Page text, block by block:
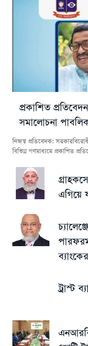
প্রকাশিত
সমালোচনা
নিজস্ব প্রতিবেদক:
বিভিন্ন গণমাধ্যমে প্রকাশিত
এগিয়ে
ট্রাস্ট